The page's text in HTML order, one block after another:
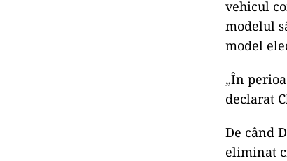
vehicul
modelul
model
„În
declarat
De când
eliminat